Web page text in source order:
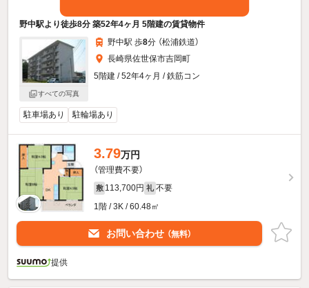
野中駅より徒歩8分 築52年4ヶ月 5階建の賃貸物件
すべての写真
野中駅 歩8分 （松浦鉄道）
長崎県佐世保市吉岡町
5階建 / 52年4ヶ月 / 鉄筋コン
駐車場あり 駐輪場あり
3.79万円
（管理費不要）
敷 113,700円 礼 不要
1階 / 3K / 60.48㎡
お問い合わせ （無料）
提供